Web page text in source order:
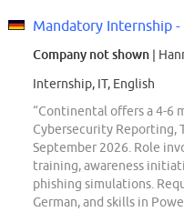
Company not shown |
Internship, IT, English
“Continental offers a 4-6
Cybersecurity Reporting,
September 2026. Role
training, awareness
phishing simulations.
German, and skills in